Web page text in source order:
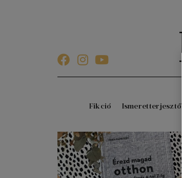
Fikció Ismeretterjesztő